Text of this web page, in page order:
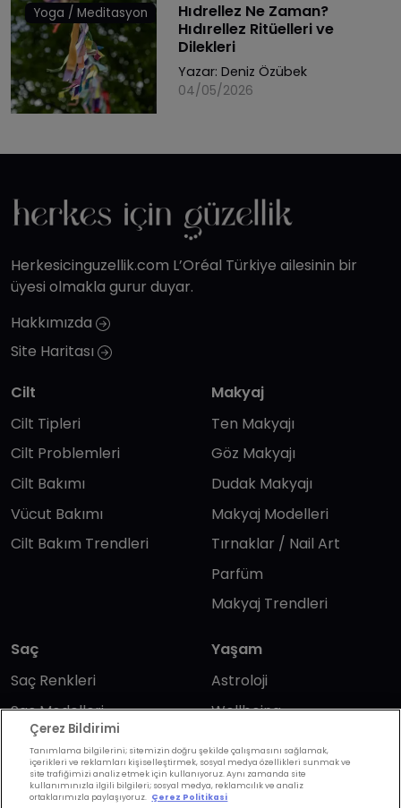
Yoga / Meditasyon
Hıdrellez Ne Zaman?
Hıdırellez Ritüelleri ve
Dilekleri
Yazar: Deniz Özübek
04/05/2026
Herkesicinguzellik.com L’Oréal Türkiye ailesinin bir
üyesi olmakla gurur duyar.
Hakkımızda
Site Haritası
Cilt
Cilt Tipleri
Cilt Problemleri
Cilt Bakımı
Vücut Bakımı
Cilt Bakım Trendleri
Makyaj
Ten Makyajı
Göz Makyajı
Dudak Makyajı
Makyaj Modelleri
Tırnaklar / Nail Art
Parfüm
Makyaj Trendleri
Saç
Saç Renkleri
Saç Modelleri
Saç Bakımı
Saç Kesimi
Erkek Saç
Yaşam
Astroloji
Wellbeing
Anne & Bebek
Yükselen Burç
Çerez Bildirimi
Tanımlama bilgilerini; sitemizin doğru şekilde çalışmasını sağlamak,
içerikleri ve reklamları kişiselleştirmek, sosyal medya özellikleri sunmak ve
site trafiğimizi analiz etmek için kullanıyoruz. Aynı zamanda site
kullanımınızla ilgili bilgileri; sosyal medya, reklamcılık ve analiz
ortaklarımızla paylaşıyoruz. Çerez Politikasi